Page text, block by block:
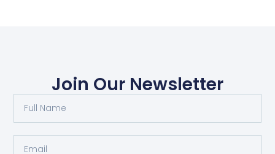
Join Our Newsletter